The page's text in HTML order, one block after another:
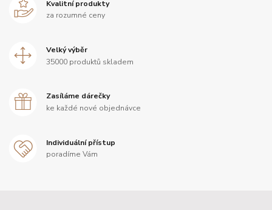
Kvalitní produkty
za rozumné ceny
Velký výběr
35000 produktů skladem
Zasíláme dárečky
ke každé nové objednávce
Individuální přístup
poradíme Vám